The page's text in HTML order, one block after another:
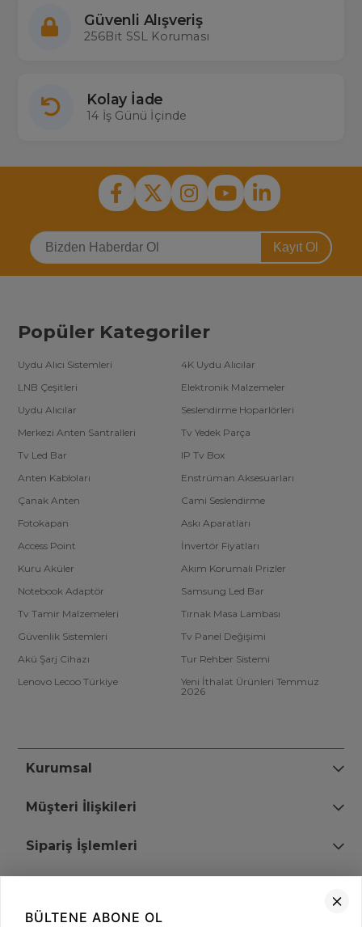
Güvenli Alışveriş
256Bit SSL Koruması
Kolay İade
14 İş Günü İçinde
Kayıt Ol
Popüler Kategoriler
Uydu Alıcı Sistemleri
4K Uydu Alıcılar
LNB Çeşitleri
Elektronik Malzemeler
Uydu Alıcılar
Seslendirme Hoparlörleri
Merkezi Anten Santralleri
Tv Yedek Parça
Tv Led Bar
IP Tv Box
Anten Kabloları
Enstrüman Aksesuarları
Çanak Anten
Cami Seslendirme
Fotokapan
Askı Aparatları
Access Point
İnvertör Fiyatları
Kuru Aküler
Akım Korumalı Prizler
Notebook Adaptör
Samsung Led Bar
Tv Tamir Malzemeleri
Tırnak Masa Lambası
Güvenlik Sistemleri
Tv Panel Değişimi
Akü Şarj Cihazı
Tur Rehber Sistemi
Lenovo Lecoo Türkiye
Yeni İthalat Ürünleri Temmuz
2026
Kurumsal
Müşteri İlişkileri
Sipariş İşlemleri
+90 (850) 473 08 08
BÜLTENE ABONE OL